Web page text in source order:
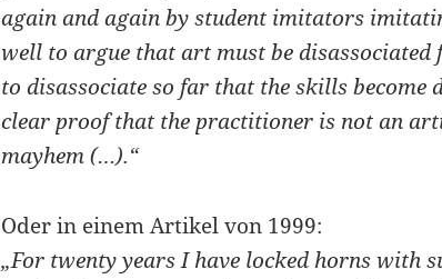
again and again by student imitators
well to argue that art must be
to disassociate so far that the skills become
clear proof that the practitioner is not an
mayhem (…).“
Oder in einem Artikel von 1999:
„For twenty years I have locked horns with